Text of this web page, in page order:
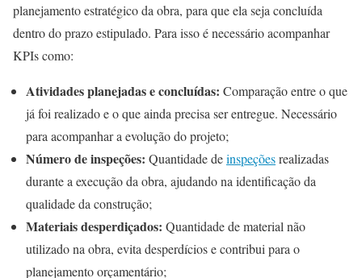
planejamento estratégico da obra, para que ela seja concluída
dentro do prazo estipulado. Para isso é necessário acompanhar
KPIs como:
Atividades planejadas e concluídas: Comparação entre o que
já foi realizado e o que ainda precisa ser entregue. Necessário
para acompanhar a evolução do projeto;
Número de inspeções: Quantidade deinspeçõesrealizadas
durante a execução da obra, ajudando na identificação da
qualidade da construção;
Materiais desperdiçados: Quantidade de material não
utilizado na obra, evita desperdícios e contribui para o
planejamento orçamentário;